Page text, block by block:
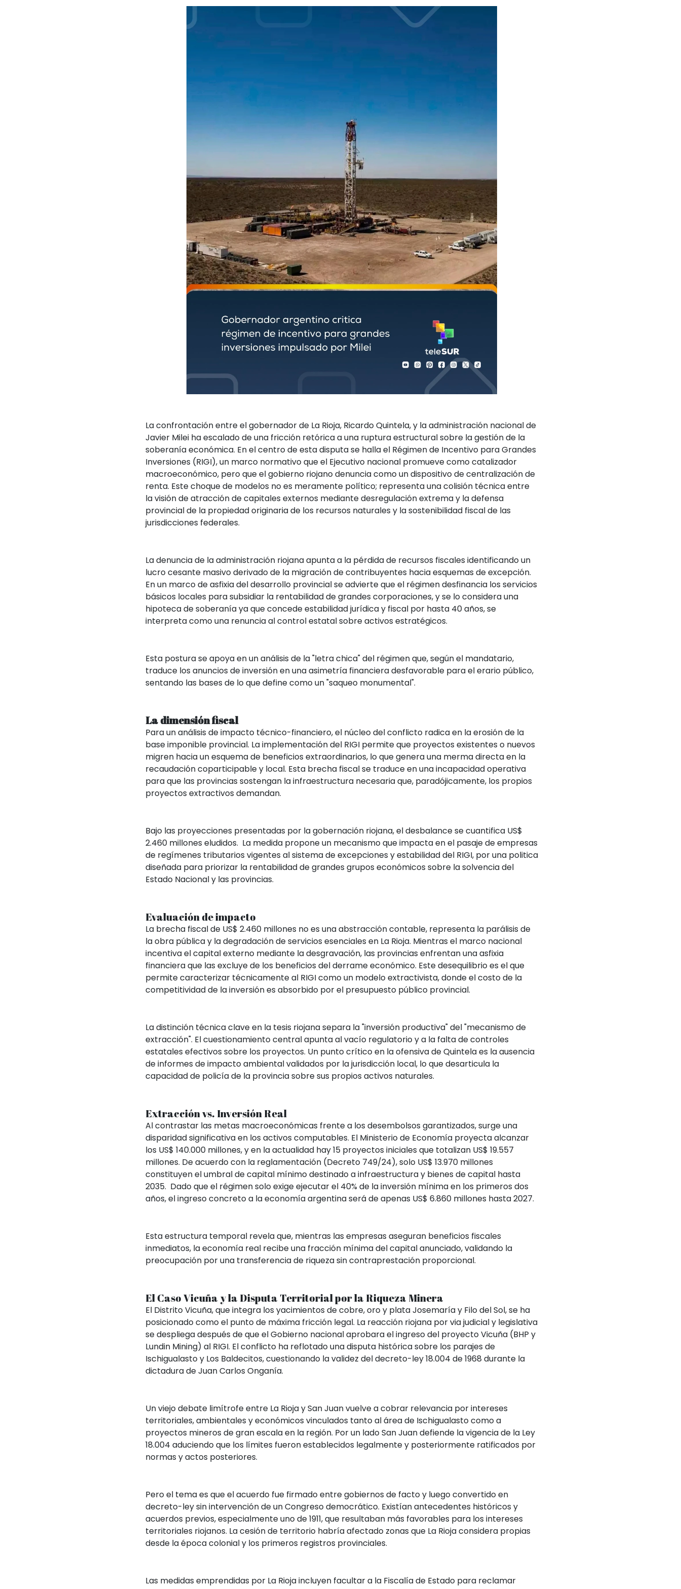
La confrontación entre el gobernador de La Rioja, Ricardo Quintela, y la administración nacional de
Javier Milei ha escalado de una fricción retórica a una ruptura estructural sobre la gestión de la
soberanía económica. En el centro de esta disputa se halla el Régimen de Incentivo para Grandes
Inversiones (RIGI), un marco normativo que el Ejecutivo nacional promueve como catalizador
macroeconómico, pero que el gobierno riojano denuncia como un dispositivo de centralización de
renta. Este choque de modelos no es meramente político; representa una colisión técnica entre
la visión de atracción de capitales externos mediante desregulación extrema y la defensa
provincial de la propiedad originaria de los recursos naturales y la sostenibilidad fiscal de las
jurisdicciones federales.
La denuncia de la administración riojana apunta a la pérdida de recursos fiscales identificando un
lucro cesante masivo derivado de la migración de contribuyentes hacia esquemas de excepción.
En un marco deasfixia del desarrollo provincial se advierte que el régimen desfinancia los servicios
básicos locales para subsidiar la rentabilidad de grandes corporaciones, y se lo considera una
hipoteca de soberaníaya que concede estabilidad jurídica y fiscal por hasta 40 años, se
interpreta como una renuncia al control estatal sobre activos estratégicos.
Esta postura se apoya en un análisis de la "letra chica" del régimen que, según el mandatario,
traduce los anuncios de inversión en una asimetría financiera desfavorable para el erario público,
sentando las bases de lo que define como un "saqueo monumental".
La dimensión fiscal
Para un análisis de impacto técnico-financiero, el núcleo del conflicto radica en la erosión de la
base imponible provincial. La implementación del RIGI permite que proyectos existentes o nuevos
migren hacia un esquema de beneficios extraordinarios, lo que genera una merma directa en la
recaudación coparticipable y local. Esta brecha fiscal se traduce en una incapacidad operativa
para que las provincias sostengan la infraestructura necesaria que, paradójicamente, los propios
proyectos extractivos demandan.
Bajo las proyecciones presentadas por la gobernación riojana, el desbalance se cuantifica US$
2.460 millones eludidos. La medida propone un mecanismo que impacta en el pasaje de empresas
de regímenes tributarios vigentes al sistema de excepciones y estabilidad del RIGI, por una politica
diseñada para priorizar la rentabilidad de grandes grupos económicos sobre la solvencia del
Estado Nacional y las provincias.
Evaluación de impacto
La brecha fiscal de US$ 2.460 millones no es una abstracción contable, representa la parálisis de
la obra pública y la degradación de servicios esenciales en La Rioja. Mientras el marco nacional
incentiva el capital externo mediante la desgravación, las provincias enfrentan una asfixia
financiera que las excluye de los beneficios del derrame económico. Este desequilibrio es el que
permite caracterizar técnicamente al RIGI como un modelo extractivista, donde el costo de la
competitividad de la inversión es absorbido por el presupuesto público provincial.
La distinción técnica clave en la tesis riojana separa la "inversión productiva" del "mecanismo de
extracción". El cuestionamiento central apunta al vacío regulatorio y a la falta de controles
estatales efectivos sobre los proyectos. Un punto crítico en la ofensiva de Quintela es la ausencia
de informes de impacto ambiental validados por la jurisdicción local, lo que desarticula la
capacidad de policía de la provincia sobre sus propios activos naturales.
Extracción vs. Inversión Real
Al contrastar las metas macroeconómicas frente a los desembolsos garantizados, surge una
disparidad significativa en los activos computables. El Ministerio de Economía proyecta alcanzar
los US$ 140.000 millones, y en la actualidad hay 15 proyectos iniciales que totalizan US$ 19.557
millones. De acuerdo con la reglamentación (Decreto 749/24), solo US$ 13.970 millones
constituyen el umbral de capital mínimo destinado a infraestructura y bienes de capital hasta
2035. Dado que el régimen solo exige ejecutar el 40% de la inversión mínima en los primeros dos
años, el ingreso concreto a la economía argentina será de apenas US$ 6.860 millones hasta 2027.
Esta estructura temporal revela que, mientras las empresas aseguran beneficios fiscales
inmediatos, la economía real recibe una fracción mínima del capital anunciado, validando la
preocupación por una transferencia de riqueza sin contraprestación proporcional.
El Caso Vicuña y la Disputa Territorial por la Riqueza Minera
El Distrito Vicuña, que integra los yacimientos de cobre, oro y plata Josemaría y Filo del Sol, se ha
posicionado como el punto de máxima fricción legal. La reacción riojana por via judicial y legislativa
se despliega después de que el Gobierno nacional aprobara el ingreso del proyecto Vicuña (BHP y
Lundin Mining) al RIGI. El conflicto ha reflotado una disputa histórica sobre los parajes de
Ischigualasto y Los Baldecitos, cuestionando la validez del decreto-ley 18.004 de 1968 durante la
dictadura de Juan Carlos Onganía.
Un viejo debate limítrofe entre La Rioja y San Juan vuelve a cobrar relevancia por intereses
territoriales, ambientales y económicos vinculados tanto al área de Ischigualasto como a
proyectos mineros de gran escala en la región. Por un lado San Juan defiende la vigencia de la Ley
18.004 aduciendo que los límites fueron establecidos legalmente y posteriormente ratificados por
normas y actos posteriores.
Pero el tema es que el acuerdo fue firmado entre gobiernos de facto y luego convertido en
decreto-ley sin intervención de un Congreso democrático. Existían antecedentes históricos y
acuerdos previos, especialmente uno de 1911, que resultaban más favorables para los intereses
territoriales riojanos. La cesión de territorio habría afectado zonas que La Rioja considera propias
desde la época colonial y los primeros registros provinciales.
Las medidas emprendidas por La Rioja incluyen facultar a la Fiscalía de Estado para reclamar